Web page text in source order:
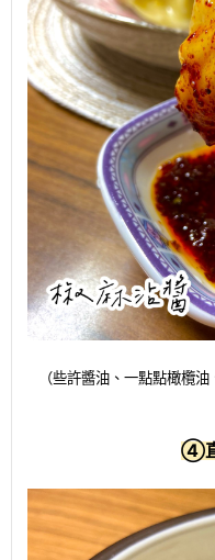
（些許醬油、一點點橄欖
④